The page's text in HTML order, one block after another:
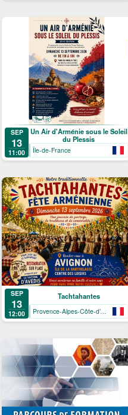
SEP
13
11:00
Un Air d'Arménie sous le Soleil
du Plessis
Île-de-France
SEP
13
12:00
Tachtahantes
Provence-Alpes-Côte-d’Azur